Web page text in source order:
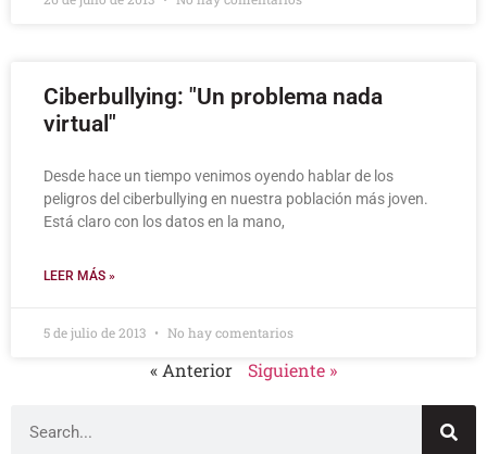
Ciberbullying: "Un problema nada
virtual"
Desde hace un tiempo venimos oyendo hablar de los
peligros del ciberbullying en nuestra población más joven.
Está claro con los datos en la mano,
LEER MÁS »
5 de julio de 2013 No hay comentarios
« Anterior Siguiente »